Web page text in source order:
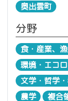
奥出雲町
分野
食・産業、
環境・エコ
文学・哲学
農学
複合